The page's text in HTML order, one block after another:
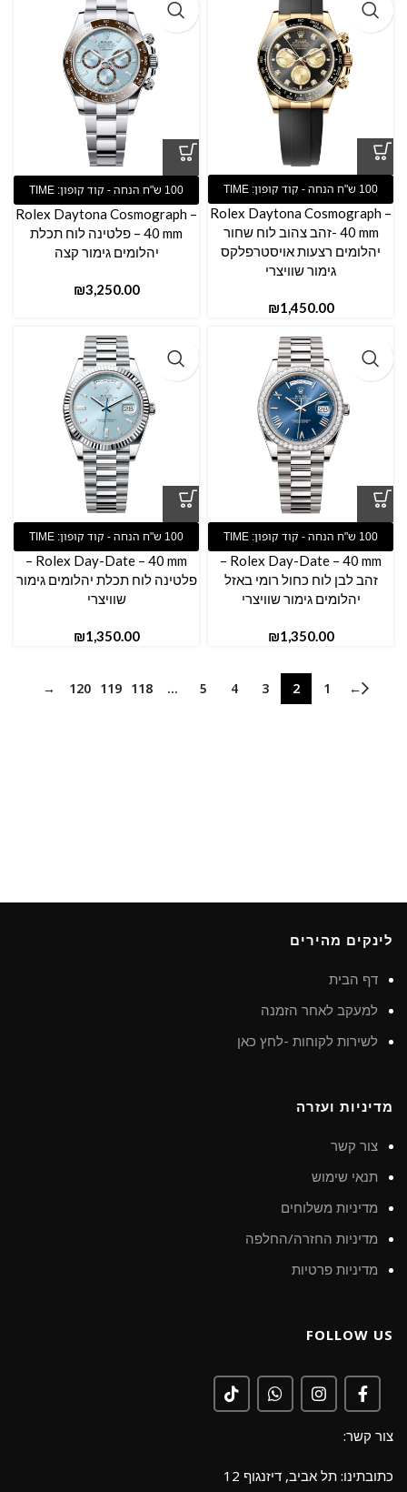
Rolex Daytona Cosmograph –
40 mm -זהב צהוב לוח שחור
יהלומים רצעות אויסטרפלקס
גימור שוויצרי
₪
Rolex Daytona Cosmograph –
40 mm – פלטינה לוח תכלת
יהלומים גימור קצה
₪
Rolex Day-Date – 40 mm –
זהב לבן לוח כחול רומי באזל
יהלומים גימור שוויצרי
₪
Rolex Day-Date – 40 mm –
פלטינה לוח תכלת יהלומים גימור
שוויצרי
₪
←
1
2
3
4
5
…
118
119
120
→
לינקים מהירים
דף הבית
למעקב לאחר הזמנה
לשירות לקוחות -לחץ כאן
מדיניות ועזרה
צור קשר
תנאי שימוש
מדיניות משלוחים
מדיניות החזרה/החלפה
מדיניות פרטיות
FOLLOW US
צור קשר:
כתובתינו: תל אביב, דיזנגוף 12